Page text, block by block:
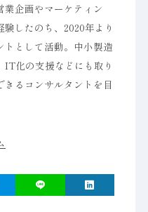
企画やマーケティン
したのち、2020年より
トとして活動。中小製造
化の支援などにも取り
るコンサルタントを目